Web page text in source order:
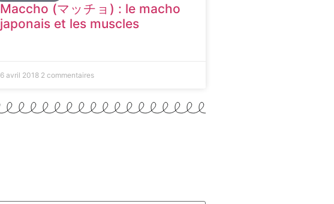
Maccho (マッチョ) : le macho
japonais et les muscles
6 avril 2018 2 commentaires